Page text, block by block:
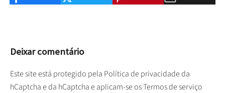
Deixar comentário
Este site está protegido pela Política de privacidadeda
hCaptcha e da hCaptcha e aplicam-se osTermos de serviço